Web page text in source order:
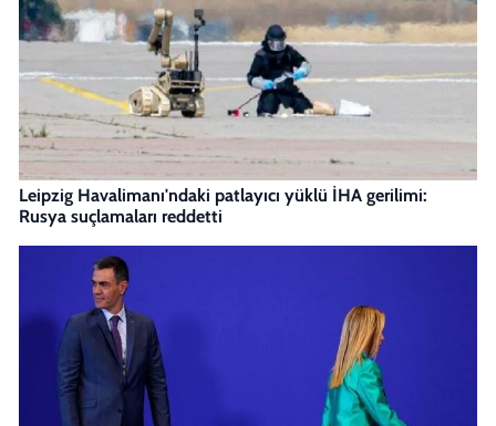
Leipzig Havalimanı'ndaki patlayıcı yüklü İHA gerilimi:
Rusya suçlamaları reddetti